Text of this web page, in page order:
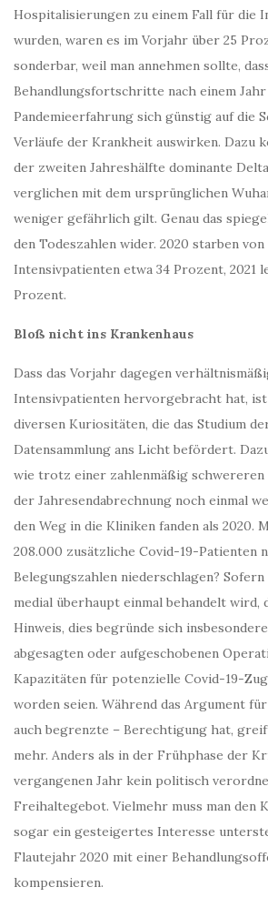
Hospitalisierungen zu einem Fall für die
wurden, waren es im Vorjahr über 25
sonderbar, weil man annehmen sollte,
Behandlungsfortschritte nach einem Jahr
Pandemieerfahrung sich günstig auf die
Verläufe der Krankheit auswirken. Dazu
der zweiten Jahreshälfte dominante
verglichen mit dem ursprünglichen
weniger gefährlich gilt. Genau das
den Todeszahlen wider. 2020 starben von
Intensivpatienten etwa 34 Prozent, 2021
Prozent.
Bloß nicht ins Krankenhaus
Dass das Vorjahr dagegen
Intensivpatienten hervorgebracht hat,
diversen Kuriositäten, die das Studium
Datensammlung ans Licht befördert.
wie trotz einer zahlenmäßig
der Jahresendabrechnung noch einmal
den Weg in die Kliniken fanden als 2020.
208.000 zusätzliche Covid-19-Patienten
Belegungszahlen niederschlagen?
medial überhaupt einmal behandelt wird,
Hinweis, dies begründe sich
abgesagten oder aufgeschobenen
Kapazitäten für potenzielle Covid-19-
worden seien. Während das Argument
auch begrenzte – Berechtigung hat,
mehr. Anders als in der Frühphase der
vergangenen Jahr kein politisch
Freihaltegebot. Vielmehr muss man den
sogar ein gesteigertes Interesse
Flautejahr 2020 mit einer
kompensieren.